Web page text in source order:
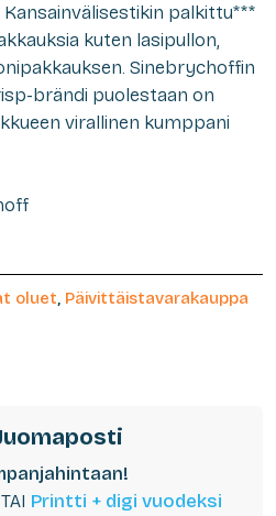
palkittu***
kuten lasipullon,
Sinebrychoffin
brändi puolestaan on
virallinen kumppani
oluet, Päivittäistavarakauppa
TAI Printti + digi vuodeksi